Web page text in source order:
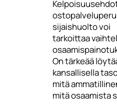
sijaishuolto voi
tarkoittaa
On tärkeää
kansallisella
mitä
mitä osaamista